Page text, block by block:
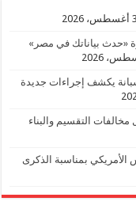
3 أغسطس، 2026
«حدث بياناتك في مصر»
يكشف إجراءات جديدة
التقسيم والبناء
بمناسبة الذكرى